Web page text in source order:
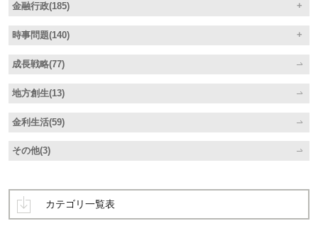
金融行政(185)
時事問題(140)
成長戦略(77)
地方創生(13)
金利生活(59)
その他(3)
カテゴリ一覧表